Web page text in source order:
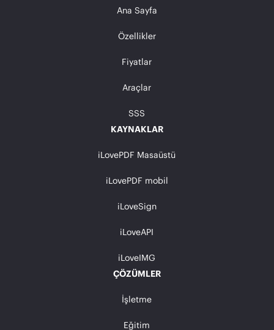
Ana Sayfa
Özellikler
Fiyatlar
Araçlar
SSS
KAYNAKLAR
iLovePDF Masaüstü
iLovePDF mobil
iLoveSign
iLoveAPI
iLoveIMG
ÇÖZÜMLER
İşletme
Eğitim